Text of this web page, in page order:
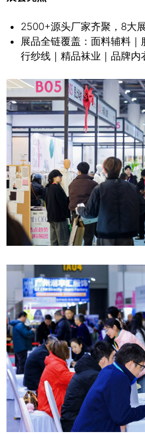
2500+源头厂家齐聚，8大
展品全链覆盖：面料辅料
行纱线｜精品袜业｜品牌内
关闭